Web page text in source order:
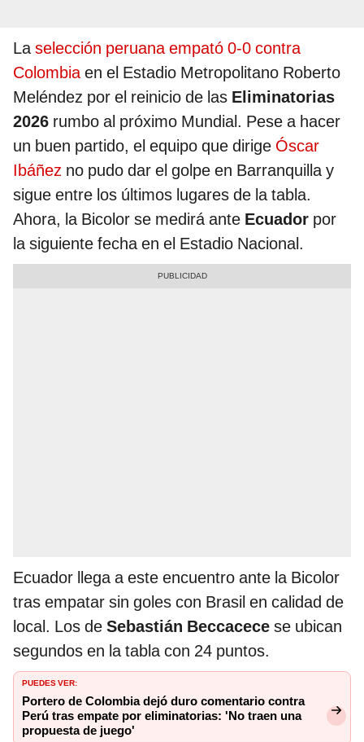
Laselección peruana empató 0-0 contra
Colombiaen el Estadio Metropolitano Roberto
Meléndez por el reinicio de las Eliminatorias
2026 rumbo al próximo Mundial. Pese a hacer
un buen partido, el equipo que dirige Óscar
Ibáñez no pudo dar el golpe en Barranquilla y
sigue entre los últimos lugares de la tabla.
Ahora, la Bicolor se medirá ante Ecuador por
la siguiente fecha en el Estadio Nacional.
Ecuador llega a este encuentro ante la Bicolor
tras empatar sin goles con Brasil en calidad de
local. Los de Sebastián Beccacece se ubican
segundos en la tabla con 24 puntos.
PUEDES VER:
Portero de Colombia dejó duro comentario contra
Perú tras empate por eliminatorias: 'No traen una
propuesta de juego'